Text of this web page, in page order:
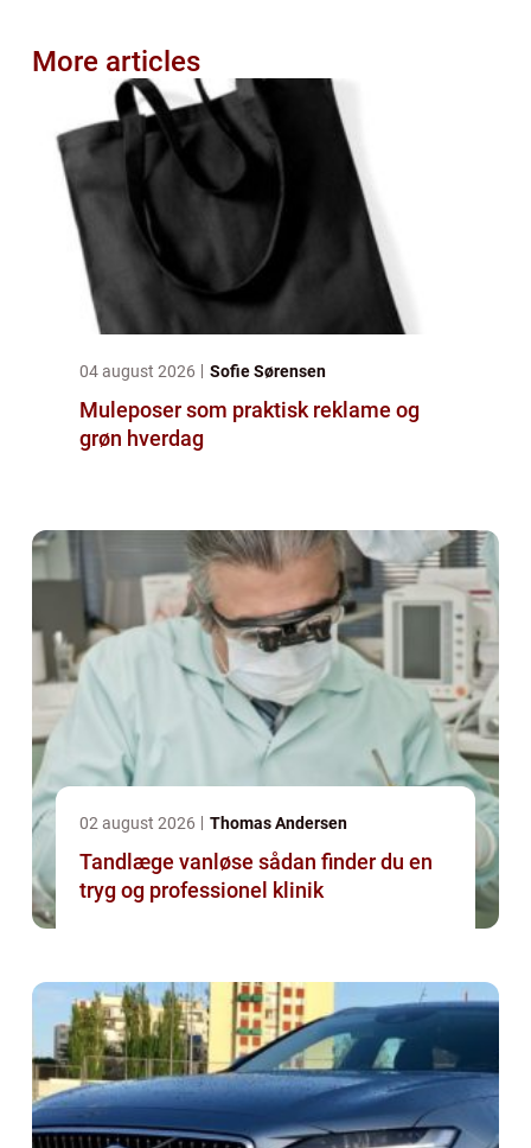
More articles
04 august 2026 Sofie Sørensen
Muleposer som praktisk reklame og
grøn hverdag
02 august 2026 Thomas Andersen
Tandlæge vanløse sådan finder du en
tryg og professionel klinik